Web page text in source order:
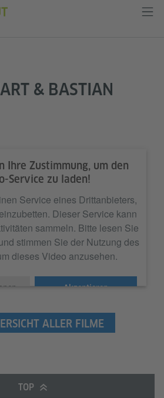
& BASTIAN
Ihre Zustimmung, um den
Service zu laden!
Service eines Drittanbieters,
Dieser Service kann
sammeln. Bitte lesen Sie
stimmen Sie der Nutzung des
dieses Video anzusehen.
Akzeptieren
ALLER FILME
TOP